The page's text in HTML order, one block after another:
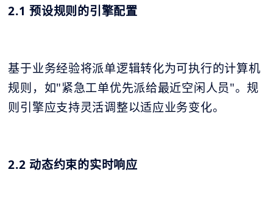
2.1 预设规则的引擎配置
基于业务经验将派单逻辑转化为可执行的计算机
规则，如"紧急工单优先派给最近空闲人员"。规
则引擎应支持灵活调整以适应业务变化。
2.2 动态约束的实时响应